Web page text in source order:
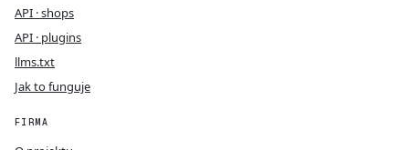
API · shops
API · plugins
llms.txt
Jak to funguje
FIRMA